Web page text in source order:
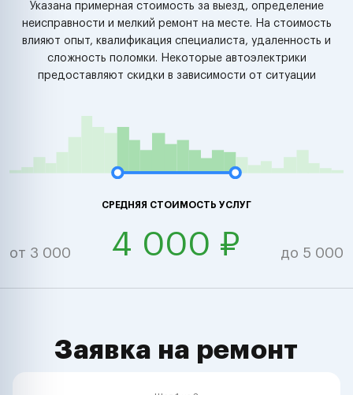
Указана примерная стоимость за выезд, определение
неисправности и мелкий ремонт на месте. На стоимость
влияют опыт, квалификация специалиста, удаленность и
сложность поломки. Некоторые автоэлектрики
предоставляют скидки в зависимости от ситуации
СРЕДНЯЯ СТОИМОСТЬ УСЛУГ
от 3 000 4 000 ₽ до 5 000
Заявка на ремонт